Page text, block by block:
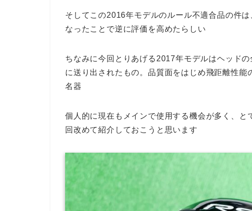
そしてこの2016年モデルのルール不適合品の件
なったことで逆に評価を高めたらしい
ちなみに今回とりあげる2017年モデルはヘッド
に送り出されたもの。品質面をはじめ飛距離性
名器
個人的に現在もメインで使用する機会が多く、と
回改めて紹介しておこうと思います